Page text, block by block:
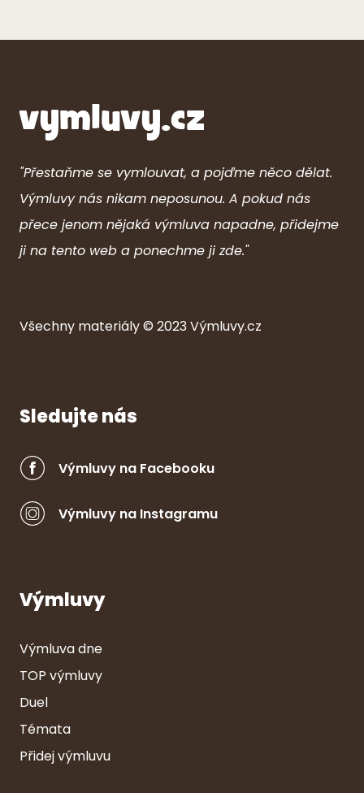
"Přestaňme se vymlouvat, a pojďme něco dělat.
Výmluvy nás nikam neposunou. A pokud nás
přece jenom nějaká výmluva napadne, přidejme
ji na tento web a ponechme ji zde."
Všechny materiály © 2023Výmluvy.cz
Sledujte nás
Výmluvy na Facebooku
Výmluvy na Instagramu
Výmluvy
Výmluva dne
TOP výmluvy
Duel
Témata
Přidej výmluvu